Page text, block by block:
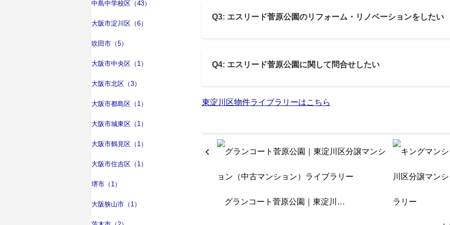
中島中学校区（43）
大阪市淀川区（6）
吹田市（5）
大阪市中央区（1）
大阪市北区（3）
大阪市都島区（1）
大阪市城東区（1）
大阪市鶴見区（1）
大阪市住吉区（1）
堺市（1）
大阪狭山市（1）
Q3: エスリード菅原公園のリフォーム・リノベーションをしたい
Q4: エスリード菅原公園に関して問合せしたい
東淀川区物件ライブラリーはこちら
グランコート菅原公園｜東淀川…